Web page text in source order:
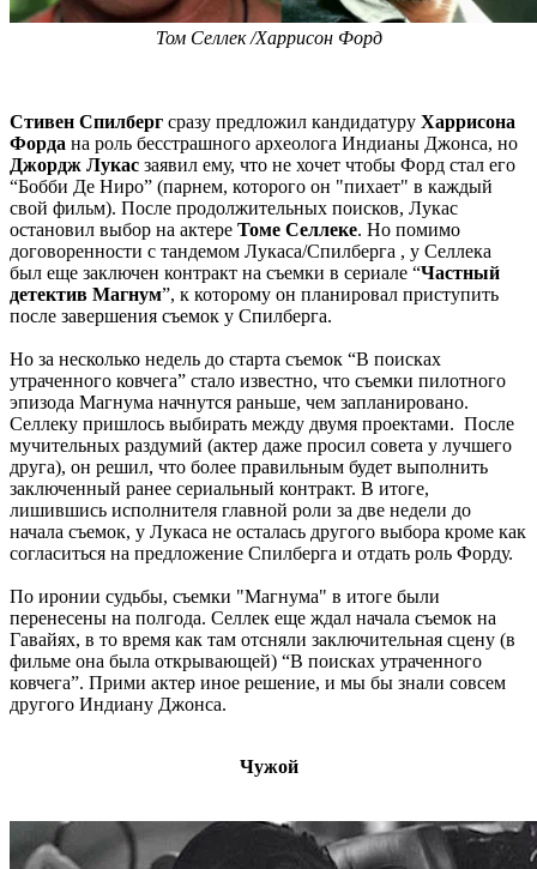
Том Селлек /Харрисон Форд
Стивен Спилберг сразу предложил кандидатуру Харрисона
Форда на роль бесстрашного археолога Индианы Джонса, но
Джордж Лукас заявил ему, что не хочет чтобы Форд стал его
“Бобби Де Ниро” (парнем, которого он "пихает" в каждый
свой фильм). После продолжительных поисков, Лукас
остановил выбор на актере Томе Селлеке. Но помимо
договоренности с тандемом Лукаса/Спилберга , у Селлека
был еще заключен контракт на съемки в сериале “Частный
детектив Магнум”, к которому он планировал приступить
после завершения съемок у Спилберга.
Но за несколько недель до старта съемок “В поисках
утраченного ковчега” стало известно, что съемки пилотного
эпизода Магнума начнутся раньше, чем запланировано.
Селлеку пришлось выбирать между двумя проектами. После
мучительных раздумий (актер даже просил совета у лучшего
друга), он решил, что более правильным будет выполнить
заключенный ранее сериальный контракт. В итоге,
лишившись исполнителя главной роли за две недели до
начала съемок, у Лукаса не осталась другого выбора кроме как
согласиться на предложение Спилберга и отдать роль Форду.
По иронии судьбы, съемки "Магнума" в итоге были
перенесены на полгода. Селлек еще ждал начала съемок на
Гавайях, в то время как там отсняли заключительная сцену (в
фильме она была открывающей) “В поисках утраченного
ковчега”. Прими актер иное решение, и мы бы знали совсем
другого Индиану Джонса.
Чужой